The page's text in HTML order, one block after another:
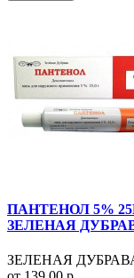
ПАНТЕНОЛ 5%
ЗЕЛЕНАЯ
ЗЕЛЕНАЯ